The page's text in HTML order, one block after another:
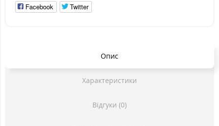
Facebook Twitter
Опис
Характеристики
Відгуки (0)